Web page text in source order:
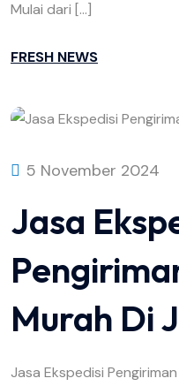
Mulai dari […]
FRESH NEWS
5 November 2024
Jasa
Murah Di
Jasa Ekspedisi